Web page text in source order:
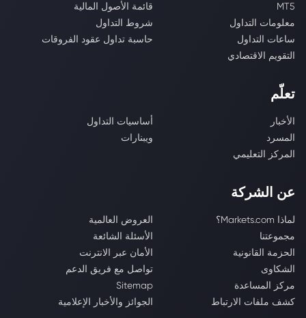
MT5
قائمة الأصول المالية
معلومات التداول
شروط التداول
ساعات التداول
حاسبة تداول عقود الفروقات
التقويم الاقتصادي
تعلّم
الأخبار
أساسيات التداول
المسرد
ويبنارات
المركز التعليمي
عن الشركة
لماذا Markets.com؟
العروض العالمية
مجموعتنا
الأسئلة الشائعة
الحزمة القانونية
الأمان عبر الانترنت
الشكاوى
تواصل مع فريق الدعم
مركز المساعدة
Sitemap
كشف ملفات الارتباط
الجوائز والأخبار الإعلامية